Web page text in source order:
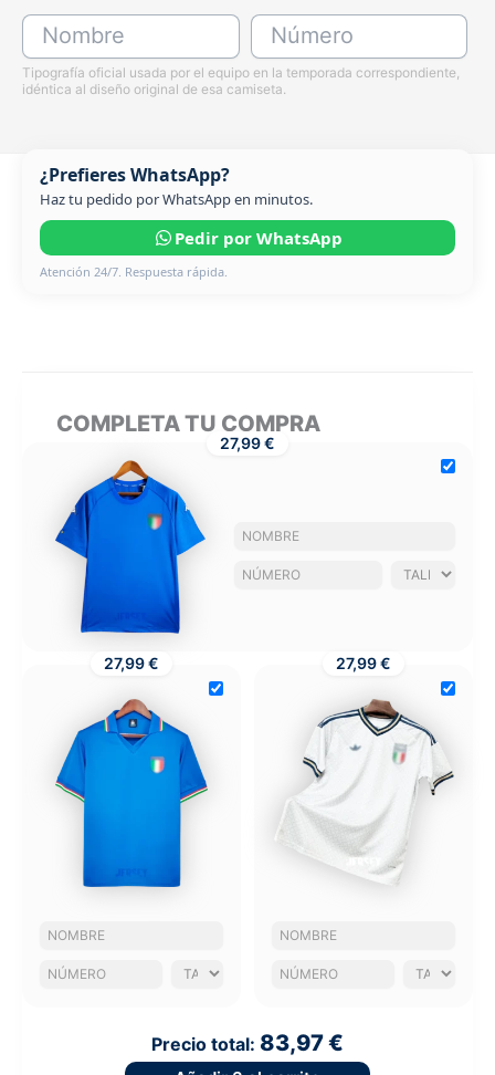
Nombre Número
Tipografía oficial usada por el equipo en la temporada correspondiente,
idéntica al diseño original de esa camiseta.
¿Prefieres WhatsApp?
Haz tu pedido por WhatsApp en minutos.
Pedir por WhatsApp
Atención 24/7. Respuesta rápida.
COMPLETA TU COMPRA
27,99 €
27,99 € 27,99 €
Precio total: 83,97 €